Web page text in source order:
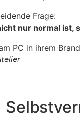
Frage:
nur normal ist,